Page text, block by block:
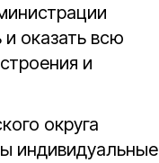
оказать всю
и
округа
индивидуальные